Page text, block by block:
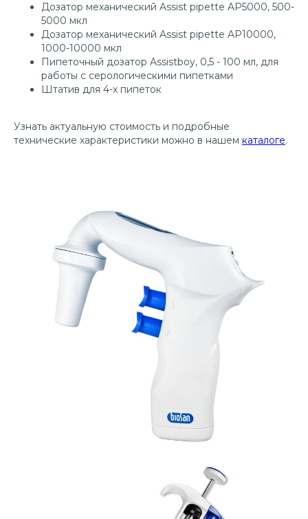
Дозатор механический Assist pipette AP5000, 500-
5000 мкл
Дозатор механический Assist pipette AP10000,
1000-10000 мкл
Пипеточный дозатор Assistboy, 0,5 - 100 мл, для
работы с серологическими пипетками
Штатив для 4-х пипеток
Узнать актуальную стоимость и подробные
технические характеристики можно в нашем каталоге.